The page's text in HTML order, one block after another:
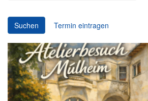
Suchen Termin eintragen